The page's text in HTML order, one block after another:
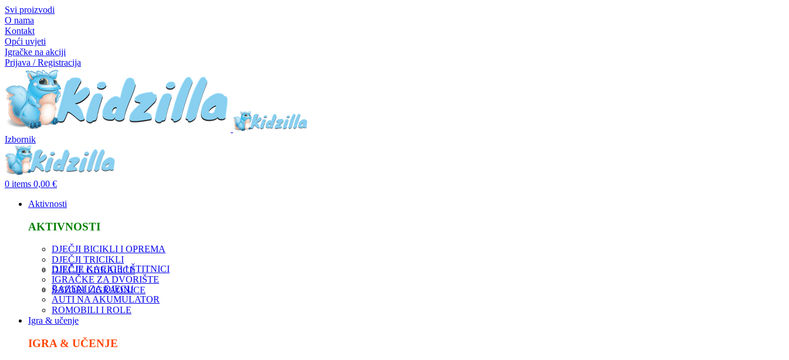
Svi proizvodi
O nama
Kontakt
Opći uvjeti
Igračke na akciji
Prijava / Registracija
Izbornik
0 items 0,00 €
Aktivnosti
AKTIVNOSTI
DJEČJI BICIKLI I OPREMA
DJEČJI TRICIKLI
DJEČJE GURALICE
DJEČJE KACIGE I ŠTITNICI
IGRAČKE ZA DVORIŠTE
ŠATORI I IGRAONICE
BAZENI ZA DJECU
AUTI NA AKUMULATOR
ROMOBILI I ROLE
Igra & učenje
IGRA & UČENJE